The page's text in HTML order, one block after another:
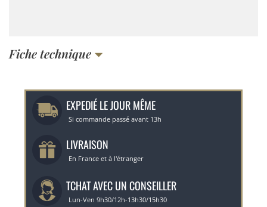
Fiche technique
EXPEDIÉ LE JOUR MÊME
Si commande passé avant 13h
LIVRAISON
En France et à l'étranger
TCHAT AVEC UN CONSEILLER
Lun-Ven 9h30/12h-13h30/15h30